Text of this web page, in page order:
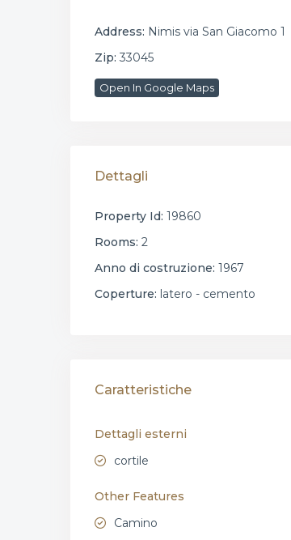
Address: Nimis via San Giacomo 1
Zip: 33045
Open In Google Maps
Dettagli
Property Id: 19860
Rooms: 2
Anno di costruzione: 1967
Coperture: latero - cemento
Caratteristiche
Dettagli esterni
cortile
Other Features
Camino